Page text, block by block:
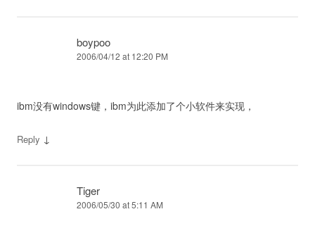
boypoo
2006/04/12 at 12:20 PM
ibm没有windows键，ibm为此添加了个小软件来实现，
Reply ↓
Tiger
2006/05/30 at 5:11 AM